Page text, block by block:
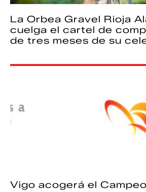
La Orbea Gravel Rioja
cuelga el cartel de
de tres meses de su
Vigo acogerá el